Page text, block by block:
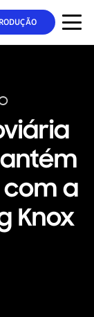
com a
Knox